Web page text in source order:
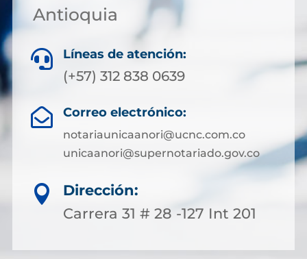
Antioquia
 Líneas de atención:
(+57) 312 838 0639
 Correo electrónico:
notariaunicaanori@ucnc.com.co
unicaanori@supernotariado.gov.co

Dirección:
Carrera 31 # 28 -127 Int 201